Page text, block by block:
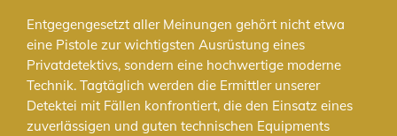
Entgegengesetzt aller Meinungen gehört nicht etwa
eine Pistole zur wichtigsten Ausrüstung eines
Privatdetektivs, sondern eine hochwertige moderne
Technik. Tagtäglich werden die Ermittler unserer
Detektei mit Fällen konfrontiert, die den Einsatz eines
zuverlässigen und guten technischen Equipments